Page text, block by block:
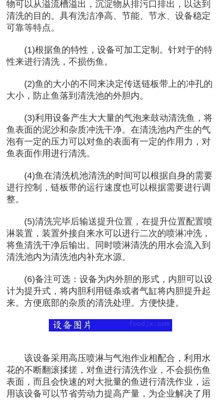
物可以从溢流槽溢出，沉淀物从排污口排出，以达到
清洗的目的。具有洗洁净高、节能、节水、设备稳定
可靠等特点。
(1)根据鱼的特性，设备可加工定制。针对于的特
性来进行清洗，不损伤鱼。
(2)鱼的大小的不同来决定传送链板带上的冲孔的
大小，防止鱼落到清洗池的外胆内。
(3)利用设备产生大大量的气泡来鼓动清洗鱼，将
鱼表面的泥沙和杂质冲洗干净。在清洗池内产生的气
泡有一定的压力可以对鱼的表面有一定的作用力，对
鱼表面作用进行清洗。
(4)鱼在清洗机池清洗的时间可以根据自身的需要
进行控制，链板带的运行速度也可以根据需要进行调
整。
(5)清洗完毕后输送提升位置，在提升位置配置喷
淋装置，装置外接自来水可以进行二次的喷淋冲洗，
将鱼清洗干净后输出。同时喷淋清洗的用水会流入到
清洗池内为清洗池内补充水源。
(6)备注可选：设备为内外胆的形式，内胆可以设
计为提升式，将内胆利用链条或者气缸将内胆提升起
来。方便底部的杂质的清洗处理。方便快捷。
该设备采用高压喷淋与气泡作业相配合，利用水
花的不断翻滚揉搓，对鱼进行清洗作业，不会损伤鱼
表面，而且会快速的对大批量的鱼进行清洗作业，运
用该设备可以节省劳动力提高产量，为企业解决了用